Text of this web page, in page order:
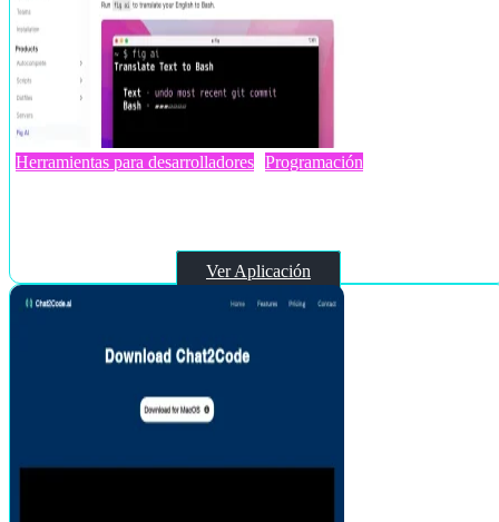
Herramientas para desarrolladores Programación
Ver Aplicación